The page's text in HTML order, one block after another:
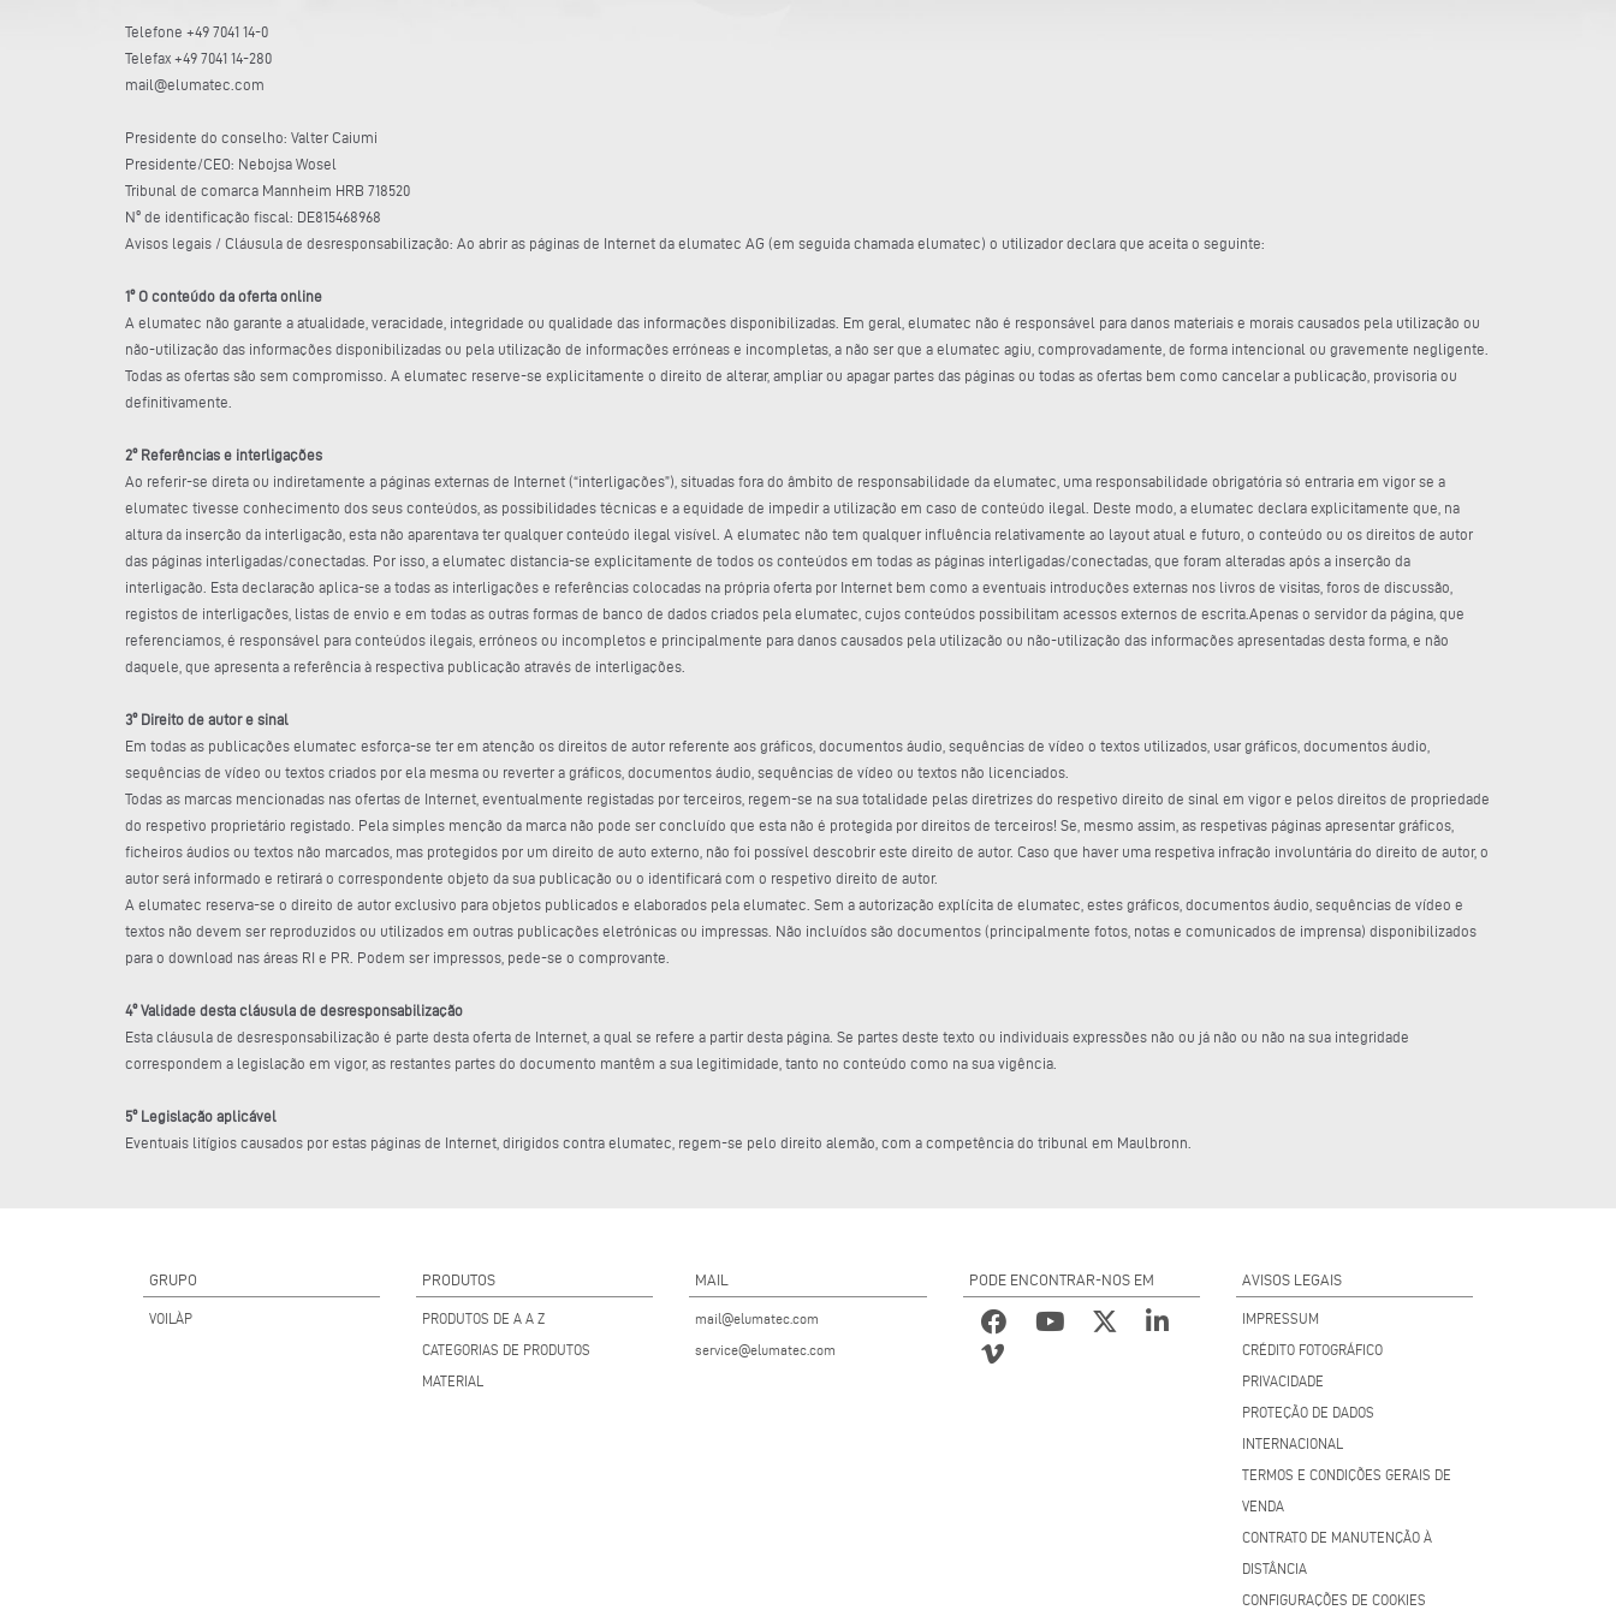
Telefone +49 7041 14-0
Telefax +49 7041 14-280
mail@elumatec.com
Presidente do conselho: Valter Caiumi
Presidente/CEO: Nebojsa Wosel
Tribunal de comarca Mannheim HRB 718520
Nº de identificação fiscal: DE815468968
Avisos legais / Cláusula de desresponsabilização: Ao abrir as páginas de Internet da elumatec AG (em seguida chamada elumatec) o utilizador declara que aceita o seguinte:
1º O conteúdo da oferta online
A elumatec não garante a atualidade, veracidade, integridade ou qualidade das informações disponibilizadas. Em geral, elumatec não é responsável para danos materiais e morais causados pela utilização ou
não-utilização das informações disponibilizadas ou pela utilização de informações erróneas e incompletas, a não ser que a elumatec agiu, comprovadamente, de forma intencional ou gravemente negligente.
Todas as ofertas são sem compromisso. A elumatec reserve-se explicitamente o direito de alterar, ampliar ou apagar partes das páginas ou todas as ofertas bem como cancelar a publicação, provisoria ou
definitivamente.
2º Referências e interligações
Ao referir-se direta ou indiretamente a páginas externas de Internet (“interligações”), situadas fora do âmbito de responsabilidade da elumatec, uma responsabilidade obrigatória só entraria em vigor se a
elumatec tivesse conhecimento dos seus conteúdos, as possibilidades técnicas e a equidade de impedir a utilização em caso de conteúdo ilegal. Deste modo, a elumatec declara explicitamente que, na
altura da inserção da interligação, esta não aparentava ter qualquer conteúdo ilegal visível. A elumatec não tem qualquer influência relativamente ao layout atual e futuro, o conteúdo ou os direitos de autor
das páginas interligadas/conectadas. Por isso, a elumatec distancia-se explicitamente de todos os conteúdos em todas as páginas interligadas/conectadas, que foram alteradas após a inserção da
interligação. Esta declaração aplica-se a todas as interligações e referências colocadas na própria oferta por Internet bem como a eventuais introduções externas nos livros de visitas, foros de discussão,
registos de interligações, listas de envio e em todas as outras formas de banco de dados criados pela elumatec, cujos conteúdos possibilitam acessos externos de escrita.Apenas o servidor da página, que
referenciamos, é responsável para conteúdos ilegais, erróneos ou incompletos e principalmente para danos causados pela utilização ou não-utilização das informações apresentadas desta forma, e não
daquele, que apresenta a referência à respectiva publicação através de interligações.
3º Direito de autor e sinal
Em todas as publicações elumatec esforça-se ter em atenção os direitos de autor referente aos gráficos, documentos áudio, sequências de vídeo o textos utilizados, usar gráficos, documentos áudio,
sequências de vídeo ou textos criados por ela mesma ou reverter a gráficos, documentos áudio, sequências de vídeo ou textos não licenciados.
Todas as marcas mencionadas nas ofertas de Internet, eventualmente registadas por terceiros, regem-se na sua totalidade pelas diretrizes do respetivo direito de sinal em vigor e pelos direitos de propriedade
do respetivo proprietário registado. Pela simples menção da marca não pode ser concluído que esta não é protegida por direitos de terceiros! Se, mesmo assim, as respetivas páginas apresentar gráficos,
ficheiros áudios ou textos não marcados, mas protegidos por um direito de auto externo, não foi possível descobrir este direito de autor. Caso que haver uma respetiva infração involuntária do direito de autor, o
autor será informado e retirará o correspondente objeto da sua publicação ou o identificará com o respetivo direito de autor.
A elumatec reserva-se o direito de autor exclusivo para objetos publicados e elaborados pela elumatec. Sem a autorização explícita de elumatec, estes gráficos, documentos áudio, sequências de vídeo e
textos não devem ser reproduzidos ou utilizados em outras publicações eletrónicas ou impressas. Não incluídos são documentos (principalmente fotos, notas e comunicados de imprensa) disponibilizados
para o download nas áreas RI e PR. Podem ser impressos, pede-se o comprovante.
4º Validade desta cláusula de desresponsabilização
Esta cláusula de desresponsabilização é parte desta oferta de Internet, a qual se refere a partir desta página. Se partes deste texto ou individuais expressões não ou já não ou não na sua integridade
correspondem a legislação em vigor, as restantes partes do documento mantêm a sua legitimidade, tanto no conteúdo como na sua vigência.
5º Legislação aplicável
Eventuais litígios causados por estas páginas de Internet, dirigidos contra elumatec, regem-se pelo direito alemão, com a competência do tribunal em Maulbronn.
GRUPO
VOILÀP
PRODUTOS
PRODUTOS DE A A Z
CATEGORIAS DE PRODUTOS
MATERIAL
MAIL
mail@elumatec.com
service@elumatec.com
PODE ENCONTRAR-NOS EM AVISOS LEGAIS
IMPRESSUM
CRÉDITO FOTOGRÁFICO
PRIVACIDADE
PROTEÇÃO DE DADOS
INTERNACIONAL
TERMOS E CONDIÇÕES GERAIS DE
VENDA
CONTRATO DE MANUTENÇÃO À
DISTÂNCIA
CONFIGURAÇÕES DE COOKIES